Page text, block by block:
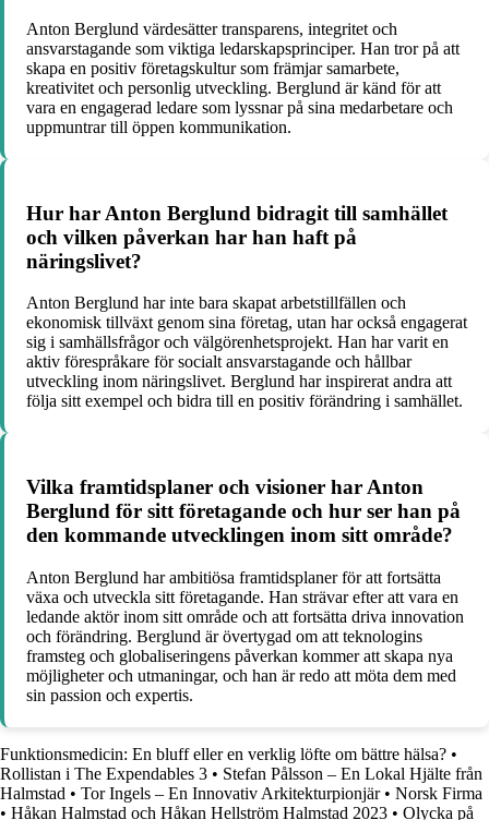
Anton Berglund värdesätter transparens, integritet och
ansvarstagande som viktiga ledarskapsprinciper. Han tror på att
skapa en positiv företagskultur som främjar samarbete,
kreativitet och personlig utveckling. Berglund är känd för att
vara en engagerad ledare som lyssnar på sina medarbetare och
uppmuntrar till öppen kommunikation.
Hur har Anton Berglund bidragit till samhället
och vilken påverkan har han haft på
näringslivet?
Anton Berglund har inte bara skapat arbetstillfällen och
ekonomisk tillväxt genom sina företag, utan har också engagerat
sig i samhällsfrågor och välgörenhetsprojekt. Han har varit en
aktiv förespråkare för socialt ansvarstagande och hållbar
utveckling inom näringslivet. Berglund har inspirerat andra att
följa sitt exempel och bidra till en positiv förändring i samhället.
Vilka framtidsplaner och visioner har Anton
Berglund för sitt företagande och hur ser han på
den kommande utvecklingen inom sitt område?
Anton Berglund har ambitiösa framtidsplaner för att fortsätta
växa och utveckla sitt företagande. Han strävar efter att vara en
ledande aktör inom sitt område och att fortsätta driva innovation
och förändring. Berglund är övertygad om att teknologins
framsteg och globaliseringens påverkan kommer att skapa nya
möjligheter och utmaningar, och han är redo att möta dem med
sin passion och expertis.
Funktionsmedicin: En bluff eller en verklig löfte om bättre hälsa? •
Rollistan i The Expendables 3 • Stefan Pålsson – En Lokal Hjälte från
Halmstad • Tor Ingels – En Innovativ Arkitekturpionjär• Norsk Firma
• Håkan Halmstad och Håkan Hellström Halmstad 2023 • Olycka på